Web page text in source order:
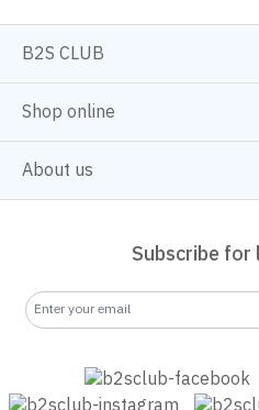
Shop online
About us